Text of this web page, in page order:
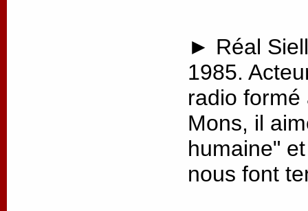
► Réal
1985.
radio
Mons, il
humaine"
nous font